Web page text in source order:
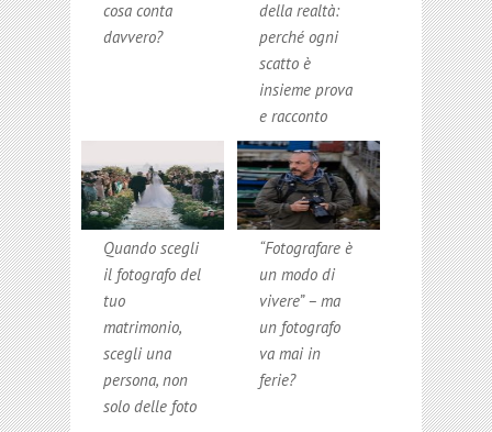
cosa conta
davvero?
della realtà:
perché ogni
scatto è
insieme prova
e racconto
Quando scegli
il fotografo del
tuo
matrimonio,
scegli una
persona, non
solo delle foto
“Fotografare è
un modo di
vivere” – ma
un fotografo
va mai in
ferie?